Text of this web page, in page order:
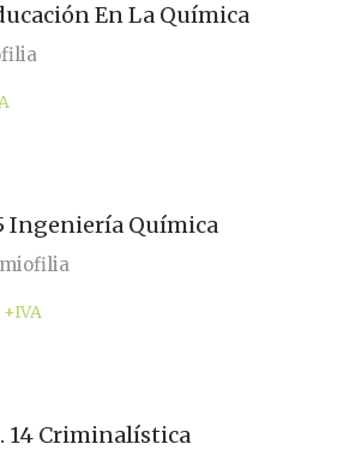
En La Química
Ingeniería Química
+IVA
14 Criminalística